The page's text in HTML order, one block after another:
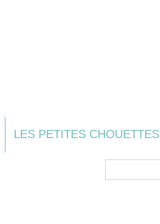
LES PETITES CHOUETTES